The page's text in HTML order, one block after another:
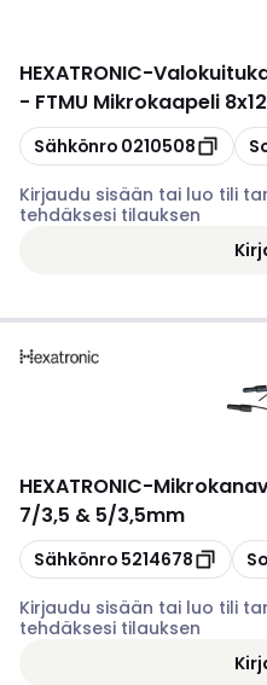
HEXATRONIC-
- FTMU Mikrokaapeli
Kopioi
Sähkönro 0210508
Kirjaudu sisään tai luo tili
tehdäksesi tilauksen
HEXATRONIC-
7/3,5 & 5/3,5mm
Kopioi
Sähkönro 5214678
Kirjaudu sisään tai luo tili
tehdäksesi tilauksen